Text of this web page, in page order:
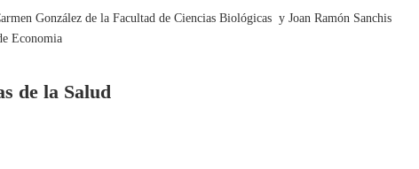
González de la Facultad de Ciencias Biológicas y Joan Ramón Sanchis
Economia
de la Salud